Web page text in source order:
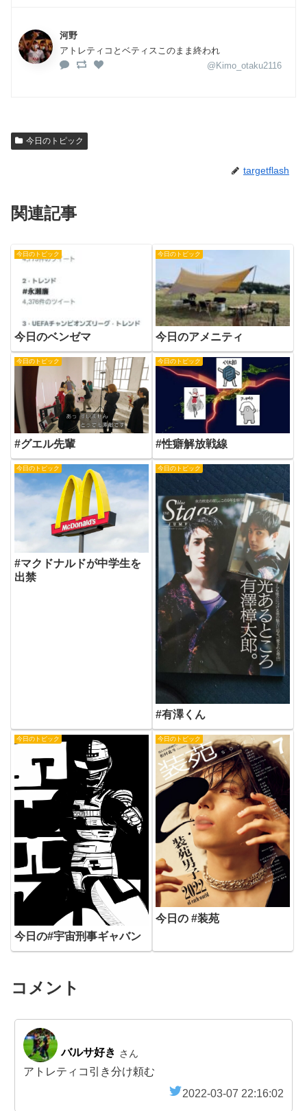
河野
アトレティコとベティスこのまま終われ
@Kimo_otaku2116
今日のトピック
targetflash
関連記事
今日のトピック
今日のベンゼマ
今日のトピック
今日のアメニティ
今日のトピック
#グエル先輩
今日のトピック
#性癖解放戦線
今日のトピック
#マクドナルドが中学生を
出禁
今日のトピック
#有澤くん
今日のトピック
今日の#宇宙刑事ギャバン
今日のトピック
今日の #装苑
コメント
バルサ好き さん
アトレティコ引き分け頼む
2022-03-07 22:16:02